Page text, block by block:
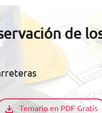
de
Temario en PDF Gratis